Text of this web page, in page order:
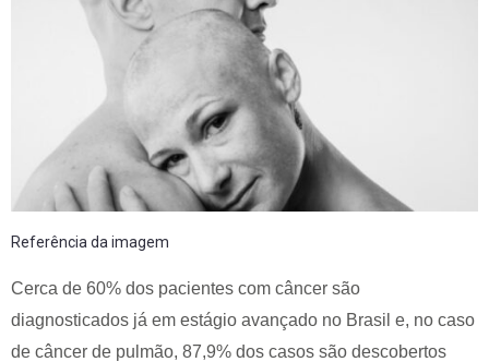
Referência da imagem
Cerca de 60% dos pacientes com câncer são
diagnosticados já em estágio avançado no Brasil e, no caso
de câncer de pulmão, 87,9% dos casos são descobertos